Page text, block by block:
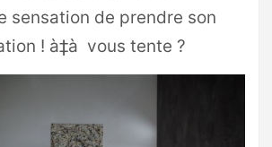
sensation de prendre son
! à‡à vous tente ?